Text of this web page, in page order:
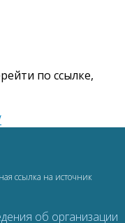
по ссылке,
ссылка на источник
об организации